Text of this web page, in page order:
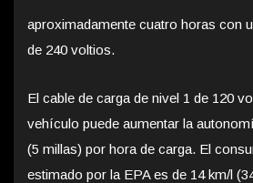
aproximadamente cuatro horas con
de 240 voltios.
El cable de carga de nivel 1 de 120
vehículo puede aumentar la
(5 millas) por hora de carga. El
estimado por la EPA es de 14 km/l